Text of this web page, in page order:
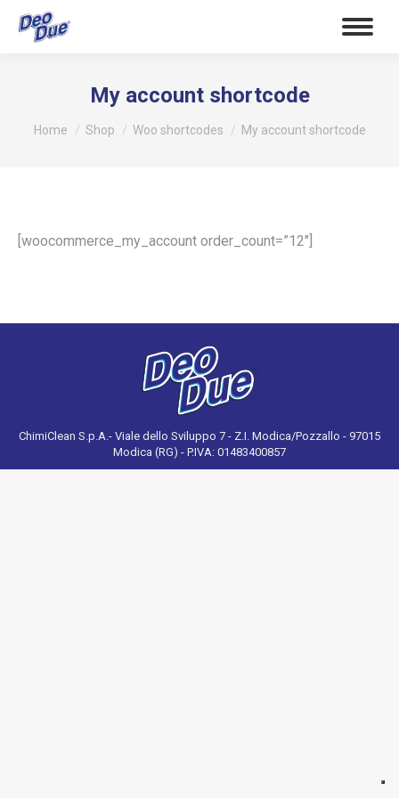
My account shortcode
Tu sei qui:
Home Shop Woo shortcodes My account shortcode
[woocommerce_my_account order_count=”12″]
ChimiClean S.p.A.- Viale dello Sviluppo 7 - Z.I. Modica/Pozzallo - 97015
Modica (RG) - P.IVA: 01483400857